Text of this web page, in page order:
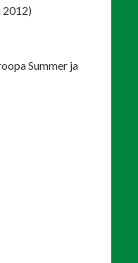
2012)
Summer ja